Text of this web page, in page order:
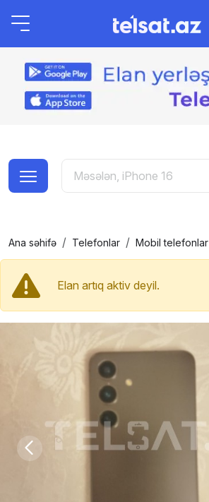
Ana səhifə Telefonlar Mobil telefonlar
Elan artıq aktiv deyil.